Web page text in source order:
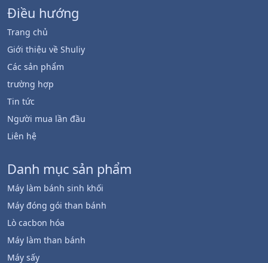
Điều hướng
Trang chủ
Giới thiệu về Shuliy
Các sản phẩm
trường hợp
Tin tức
Người mua lần đầu
Liên hệ
Danh mục sản phẩm
Máy làm bánh sinh khối
Máy đóng gói than bánh
Lò cacbon hóa
Máy làm than bánh
Máy sấy